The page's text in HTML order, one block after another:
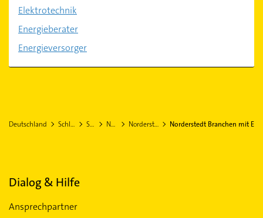
Elektrotechnik
Energieberater
Energieversorger
Deutschland Schleswig-Holstein Segeberg Norderstedt Norderstedt Stadtteil Harksheide Norderstedt Branchen mit E
Dialog & Hilfe
Ansprechpartner